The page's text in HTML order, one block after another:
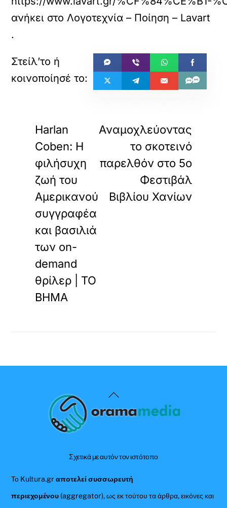
ανήκει στοΛογοτεχνία – Ποίηση – Lavart
.
Harlan
Coben: Η
φιλήσυχη
ζωή του
Αμερικανού
συγγραφέα
και βασιλιά
των on-
demand
θρίλερ | ΤΟ
ΒΗΜΑ
Αναμοχλεύοντας
το σκοτεινό
παρελθόν στο 5ο
Φεστιβάλ
Βιβλίου Χανίων
Back
To
Σχετικά με αυτόν τον ιστότοπο
Το Kultura.grαποτελεί συσσωρευτή
περιεχομένου (aggregator), ως εκ τούτου τα άρθρα, εικόνες και